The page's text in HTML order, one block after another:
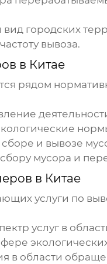
городских
вывоза.
в Китае
рядом
и вывозе
мусора и
в Китае
услуги по
услуг в
экологических
в области